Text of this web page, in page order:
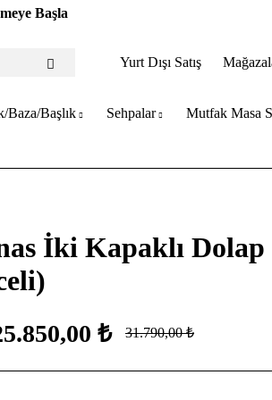
Başla
Yurt Dışı Satış
Baza/Başlık Sehpalar
Mutfak Masa
İki Kapaklı Dolap
31.790,00₺
₺